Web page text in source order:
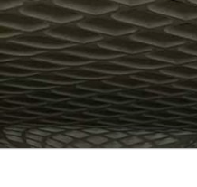
Zum
Inhalt
springen